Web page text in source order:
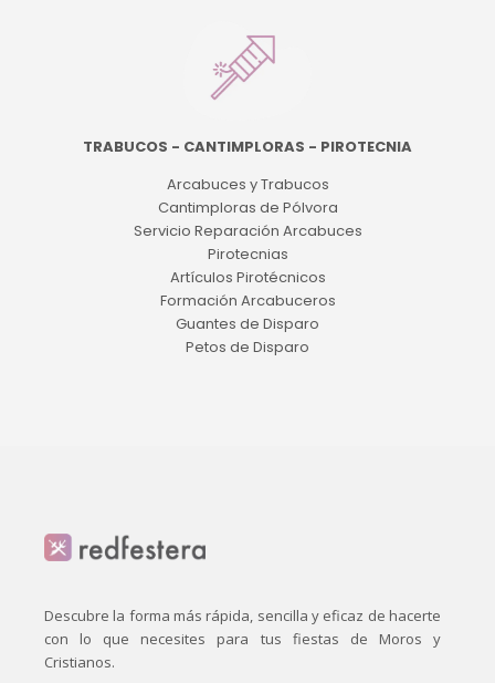
TRABUCOS - CANTIMPLORAS - PIROTECNIA
Arcabuces y Trabucos
Cantimploras de Pólvora
Servicio Reparación Arcabuces
Pirotecnias
Artículos Pirotécnicos
Formación Arcabuceros
Guantes de Disparo
Petos de Disparo
Descubre la forma más rápida, sencilla y eficaz de hacerte
con lo que necesites para tus fiestas de Moros y
Cristianos.